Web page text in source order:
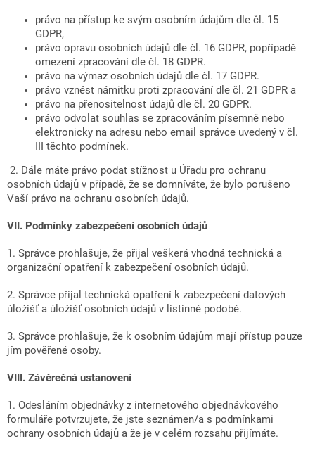
právo na přístup ke svým osobním údajům dle čl. 15
GDPR,
právo opravu osobních údajů dle čl. 16 GDPR, popřípadě
omezení zpracování dle čl. 18 GDPR.
právo na výmaz osobních údajů dle čl. 17 GDPR.
právo vznést námitku proti zpracování dle čl. 21 GDPR a
právo na přenositelnost údajů dle čl. 20 GDPR.
právo odvolat souhlas se zpracováním písemně nebo
elektronicky na adresu nebo email správce uvedený v čl.
III těchto podmínek.
2. Dále máte právo podat stížnost u Úřadu pro ochranu
osobních údajů v případě, že se domníváte, že bylo porušeno
Vaší právo na ochranu osobních údajů.
VII. Podmínky zabezpečení osobních údajů
1. Správce prohlašuje, že přijal veškerá vhodná technická a
organizační opatření k zabezpečení osobních údajů.
2. Správce přijal technická opatření k zabezpečení datových
úložišť a úložišť osobních údajů v listinné podobě.
3. Správce prohlašuje, že k osobním údajům mají přístup pouze
jím pověřené osoby.
VIII. Závěrečná ustanovení
1. Odesláním objednávky z internetového objednávkového
formuláře potvrzujete, že jste seznámen/a s podmínkami
ochrany osobních údajů a že je v celém rozsahu přijímáte.